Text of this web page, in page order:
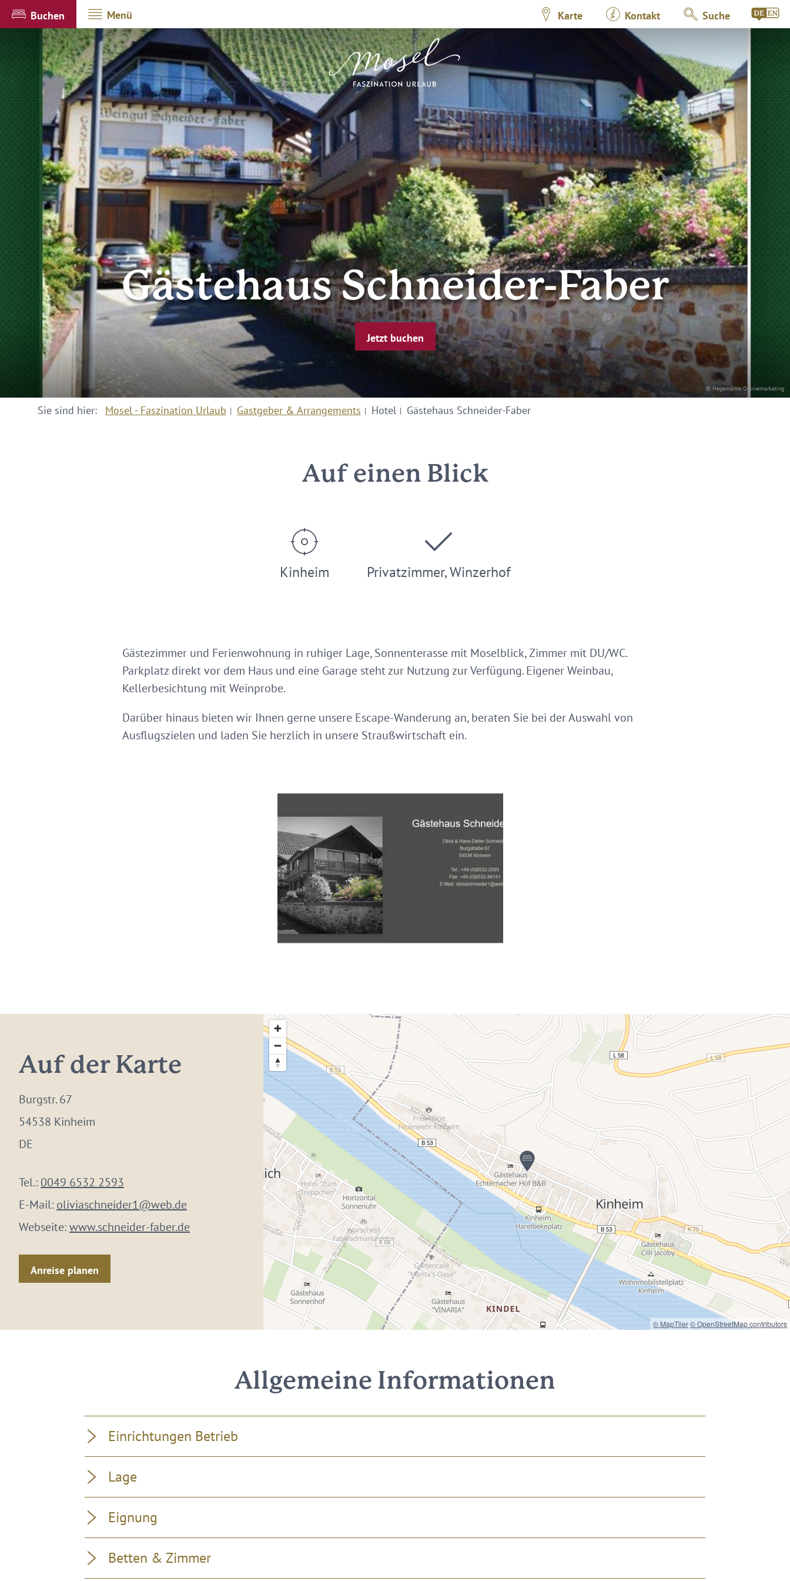
Buchen Menü Karte Kontakt Suche
© Hegemanns Onlinemarketing
Gästehaus Schneider-Faber
Jetzt buchen
Sie sind hier: Mosel - Faszination Urlaub Gastgeber & Arrangements Hotel Gästehaus Schneider-Faber
Auf einen Blick
Kinheim Privatzimmer, Winzerhof
Gästezimmer und Ferienwohnung in ruhiger Lage, Sonnenterasse mit Moselblick, Zimmer mit DU/WC.
Parkplatz direkt vor dem Haus und eine Garage steht zur Nutzung zur Verfügung. Eigener Weinbau,
Kellerbesichtung mit Weinprobe.
Darüber hinaus bieten wir Ihnen gerne unsere Escape-Wanderung an, beraten Sie bei der Auswahl von
Ausflugszielen und laden Sie herzlich in unsere Straußwirtschaft ein.
Auf der Karte
Burgstr. 67
54538 Kinheim
DE
Tel.: 0049 6532 2593
E-Mail: oliviaschneider1@web.de
Webseite:www.schneider-faber.de
Anreise planen
© MapTiler© OpenStreetMap contributors
Allgemeine Informationen
Einrichtungen Betrieb
Lage
Eignung
Betten & Zimmer